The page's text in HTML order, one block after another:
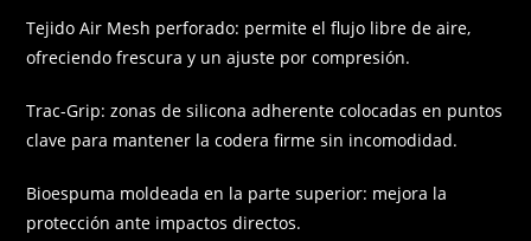
Tejido Air Mesh perforado: permite el flujo libre de aire,
ofreciendo frescura y un ajuste por compresión.
Trac-Grip: zonas de silicona adherente colocadas en puntos
clave para mantener la codera firme sin incomodidad.
Bioespuma moldeada en la parte superior: mejora la
protección ante impactos directos.